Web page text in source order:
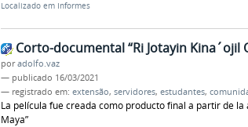
Localizado em Informes
Corto-documental “Ri Jotayin Kina´ojil
poradolfo.vaz
— publicado 16/03/2021
— registrado em: extensão, servidores, estudantes,
La película fue creada como producto final a partir de
Maya”